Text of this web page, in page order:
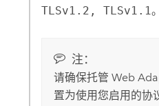
TLSv1.2, TLSv1.1 。
注：
请确保托管 Web
置为使用您启用的协